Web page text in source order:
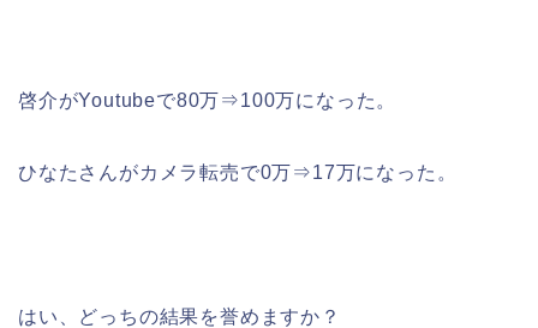
啓介がYoutubeで80万⇒100万になった。
ひなたさんがカメラ転売で0万⇒17万になった。
はい、どっちの結果を誉めますか？